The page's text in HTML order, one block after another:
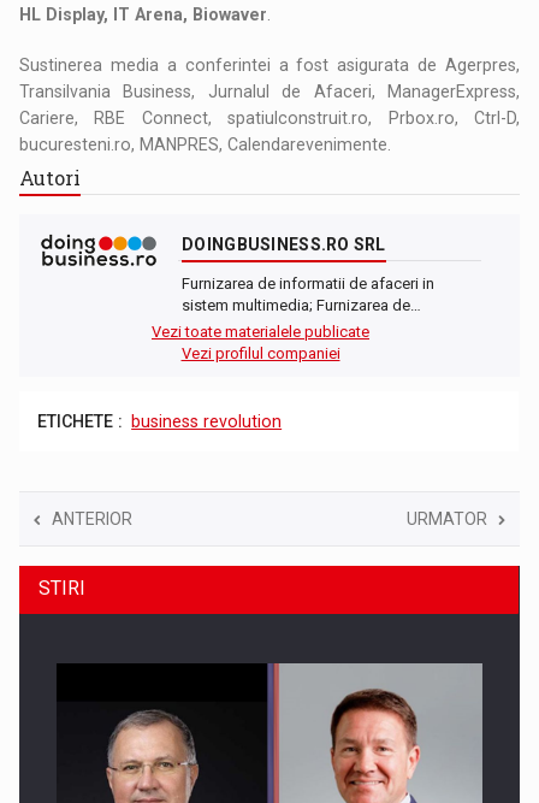
HL Display, IT Arena, Biowaver.
Sustinerea media a conferintei a fost asigurata de Agerpres,
Transilvania Business, Jurnalul de Afaceri, ManagerExpress,
Cariere, RBE Connect, spatiulconstruit.ro, Prbox.ro, Ctrl-D,
bucuresteni.ro, MANPRES, Calendarevenimente.
Autori
DOINGBUSINESS.RO SRL
Furnizarea de informatii de afaceri in
sistem multimedia; Furnizarea de…
Vezi toate materialele publicate
Vezi profilul companiei
ETICHETE : business revolution
ANTERIOR URMATOR
STIRI